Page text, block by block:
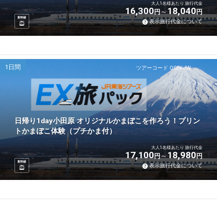
新幹線
大人1名様あたり 旅行代金
16,300円 18,040円
表示旅行代金について
ツアーコード Q02KJW
1日間
日帰り1day小田原 オリジナルかまぼこを作ろう！プリン
トかまぼこ体験（プチかま付）
新幹線
大人1名様あたり 旅行代金
17,100円 18,980円
表示旅行代金について